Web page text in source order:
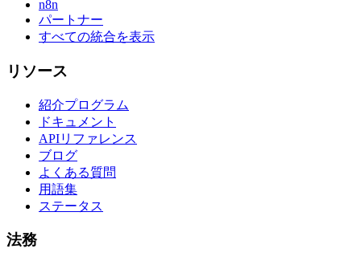
n8n
パートナー
すべての統合を表示
リソース
紹介プログラム
ドキュメント
APIリファレンス
ブログ
よくある質問
用語集
ステータス
法務